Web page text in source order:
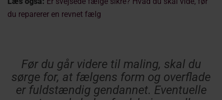
du reparerer en revnet fælg
Før du går videre til maling, skal du
sørge for, at fælgens form og overflade
er fuldstændig gendannet. Eventuelle